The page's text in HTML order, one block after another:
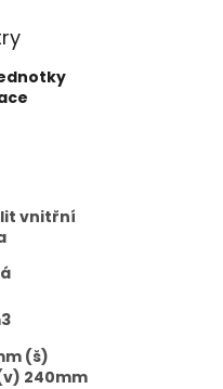
vnitřní
(š)
240mm